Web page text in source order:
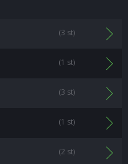
(3 st)
(1 st)
(3 st)
(1 st)
(2 st)